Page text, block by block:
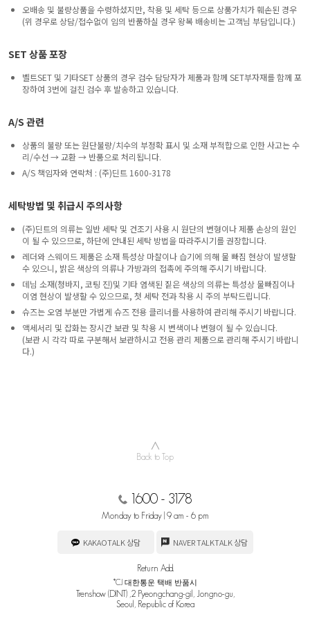
오배송 및 불량상품을 수령하셨지만, 착용 및 세탁 등으로 상품가치가 훼손된 경우
(위 경우로 상담/접수없이 임의 반품하실 경우 왕복 배송비는 고객님 부담입니다.)
SET 상품 포장
벨트SET 및 기타SET 상품의 경우 검수 담당자가 제품과 함께 SET부자재를 함께 포
장하여 3번에 걸친 검수 후 발송하고 있습니다.
A/S 관련
상품의 불량 또는 원단불량/치수의 부정확 표시 및 소재 부적합으로 인한 사고는 수
리/수선 → 교환 → 반품으로 처리됩니다.
A/S 책임자와 연락처 : (주)딘트 1600-3178
세탁방법 및 취급시 주의사항
(주)딘트의 의류는 일반 세탁 및 건조기 사용 시 원단의 변형이나 제품 손상의 원인
이 될 수 있으므로, 하단에 안내된 세탁 방법을 따라주시기를 권장합니다.
레더와 스웨이드 제품은 소재 특성상 마찰이나 습기에 의해 물 빠짐 현상이 발생할
수 있으니, 밝은 색상의 의류나 가방과의 접촉에 주의해 주시기 바랍니다.
데님 소재(청바지, 코팅 진)및 기타 염색된 짙은 색상의 의류는 특성상 물빠짐이나
이염 현상이 발생할 수 있으므로, 첫 세탁 전과 착용 시 주의 부탁드립니다.
슈즈는 오염 부분만 가볍게 슈즈 전용 클리너를 사용하여 관리해 주시기 바랍니다.
액세서리 및 잡화는 장시간 보관 및 착용 시 변색이나 변형이 될 수 있습니다.
(보관 시 각각 따로 구분해서 보관하시고 전용 관리 제품으로 관리해 주시기 바랍니
다.)
∧
Back to Top
1600 - 3178
Monday to Friday | 9 am - 6 pm
KAKAOTALK 상담 NAVER TALKTALK 상담
Return Add.
*CJ 대한통운 택배 반품시
Trenshow (DINT) ,2 Pyeongchang-gil, Jongno-gu,
Seoul, Republic of Korea